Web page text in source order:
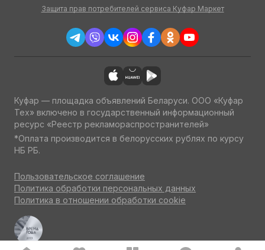
Защита прав потребителей сервиса Куфар Маркет
Куфар — площадка объявлений Беларуси. ООО «Куфар
Тех» включено в государственный информационный
ресурс «Реестр рекламораспространителей»
*Оплата производится в белорусских рублях по курсу
НБ РБ.
Пользовательское соглашение
Политика обработки персональных данных
Политика в отношении обработки cookie
Куфар Авто — одна из ведущих площадок об авто